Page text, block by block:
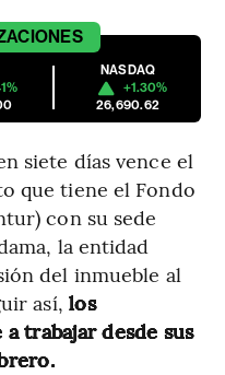
NASDAQ
+1.30%
26,690.62
siete días vence el
que tiene el Fondo
con su sede
la entidad
del inmueble al
así, los
trabajar desde sus